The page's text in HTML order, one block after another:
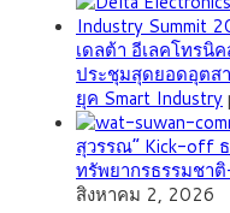
เดลต้า อีเลคโทรนิ
ประชุมสุดยอดอุตส
ยุค Smart Industry
สุวรรณ” Kick-off
ทรัพยากรธรรมชา
สิงหาคม 2, 2026